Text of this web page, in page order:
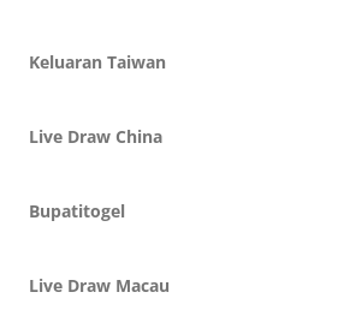
Keluaran Taiwan
Live Draw China
Bupatitogel
Live Draw Macau